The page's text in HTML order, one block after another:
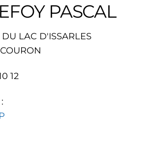
PASCAL
LAC D'ISSARLES
12